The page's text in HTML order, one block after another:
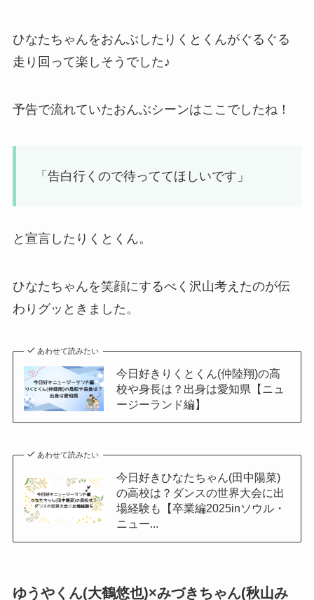
ひなたちゃんをおんぶしたりくとくんがぐるぐる
走り回って楽しそうでした♪
予告で流れていたおんぶシーンはここでしたね！
「告白行くので待っててほしいです」
と宣言したりくとくん。
ひなたちゃんを笑顔にするべく沢山考えたのが伝
わりグッときました。
あわせて読みたい
今日好きりくとくん(仲陸翔)の高
校や身長は？出身は愛知県【ニュ
ージーランド編】
あわせて読みたい
今日好きひなたちゃん(田中陽菜)
の高校は？ダンスの世界大会に出
場経験も【卒業編2025inソウル・
ニュー...
ゆうやくん(大鶴悠也)×みづきちゃん(秋山み